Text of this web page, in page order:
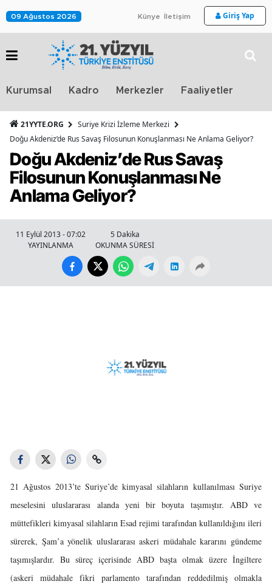
09 Ağustos 2026 Künye İletişim Giriş Yap
Kurumsal Kadro Merkezler Faaliyetler
21YYTE.ORG
Suriye Krizi İzleme Merkezi
Doğu Akdeniz’de Rus Savaş Filosunun Konuşlanması Ne Anlama Geliyor?
Doğu Akdeniz’de Rus Savaş
Filosunun Konuşlanması Ne
Anlama Geliyor?
11 Eylül 2013 - 07:02
YAYINLANMA
5 Dakika
OKUNMA SÜRESİ
21 Ağustos 2013’te Suriye’de kimyasal silahların kullanılması Suriye
meselesini uluslararası alanda yeni bir boyuta taşımıştır. ABD ve
müttefikleri kimyasal silahların Esad rejimi tarafından kullanıldığını ileri
sürerek, Şam’a yönelik uluslararası askeri müdahale kararını gündeme
taşımışlardır. Bu süreç içerisinde ABD başta olmak üzere İngiltere
(askeri müdahale fikri parlamento tarafından reddedilmiş olmakla